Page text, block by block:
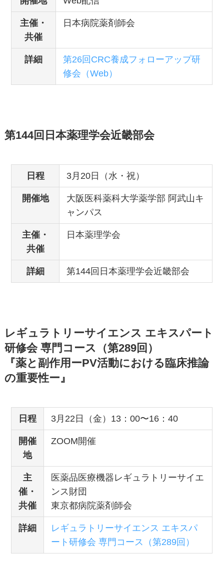
主催・
共催
日本病院薬剤師会
詳細
第26回CRC養成フォローアップ研
修会（Web）
第144回日本薬理学会近畿部会
日程 3月20日（水・祝）
開催地
大阪医科薬科大学薬学部 阿武山キ
ャンパス
主催・
共催
日本薬理学会
詳細 第144回日本薬理学会近畿部会
レギュラトリーサイエンス エキスパート
研修会 専門コース（第289回）
『薬と副作用ーPV活動における臨床推論
の重要性ー』
日程 3月22日（金）13：00〜16：40
開催
地
ZOOM開催
主
催・
共催
医薬品医療機器レギュラトリーサイエ
ンス財団
東京都病院薬剤師会
詳細
レギュラトリーサイエンス エキスパ
ート研修会 専門コース（第289回）